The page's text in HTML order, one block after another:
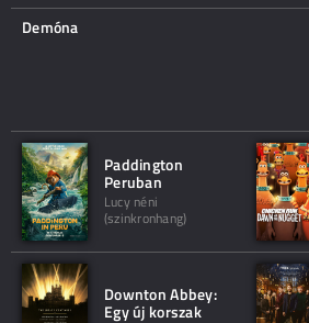
Demóna
Paddington
Peruban
Lucy néni
(szinkronhang)
Downton Abbey:
Egy új korszak